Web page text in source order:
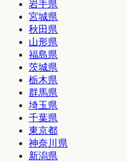
岩手県
宮城県
秋田県
山形県
福島県
茨城県
栃木県
群馬県
埼玉県
千葉県
東京都
神奈川県
新潟県